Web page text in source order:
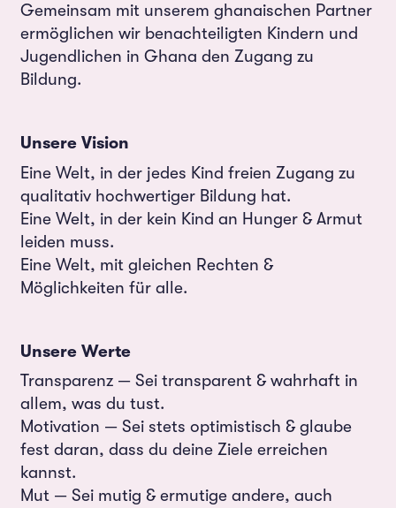
Gemeinsam mit unserem ghanaischen Partner
ermöglichen wir benachteiligten Kindern und
Jugendlichen in Ghana den Zugang zu
Bildung.
Unsere Vision
Eine Welt, in der jedes Kind freien Zugang zu
qualitativ hochwertiger Bildung hat.
Eine Welt, in der kein Kind an Hunger & Armut
leiden muss.
Eine Welt, mit gleichen Rechten &
Möglichkeiten für alle.
Unsere Werte
Transparenz — Sei transparent & wahrhaft in
allem, was du tust.
Motivation — Sei stets optimistisch & glaube
fest daran, dass du deine Ziele erreichen
kannst.
Mut — Sei mutig & ermutige andere, auch